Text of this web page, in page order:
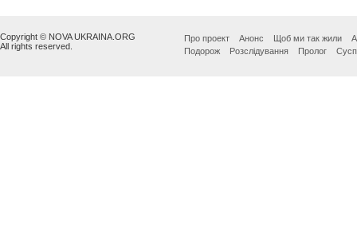
Copyright © NOVA UKRAINA.ORG
All rights reserved.
Про проект Анонс Щоб ми так жили
Подорож
Розслідування Пролог